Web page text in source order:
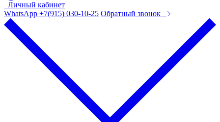
Личный кабинет
WhatsApp +7(915) 030-10-25 Обратный звонок